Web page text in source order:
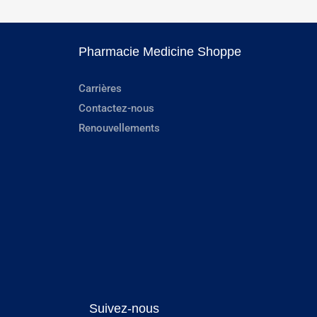
Pharmacie Medicine Shoppe
Carrières
Contactez-nous
Renouvellements
Suivez-nous